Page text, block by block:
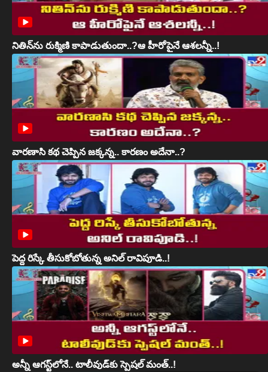
నితిన్‌ను రుక్మిణి కాపాడుతుందా..?ఆ హీరోపైనే ఆశలన్నీ..!
వారణాసి కథ చెప్పిన జక్కన్న.. కారణం అదేనా..?
పెద్ద రిస్కే తీసుకోబోతున్న అనిల్ రావిపూడి..!
అన్నీ ఆగస్ట్‌లోనే.. టాలీవుడ్‌కు స్పెషల్ మంత్..!